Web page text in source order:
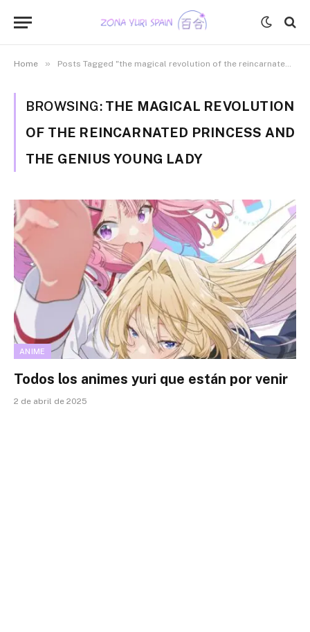
Home » Posts Tagged "the magical revolution of the reincarnated princess and the genius young lady"
BROWSING: THE MAGICAL REVOLUTION
OF THE REINCARNATED PRINCESS AND
THE GENIUS YOUNG LADY
ANIME
Todos los animes yuri que están por venir
2 de abril de 2025